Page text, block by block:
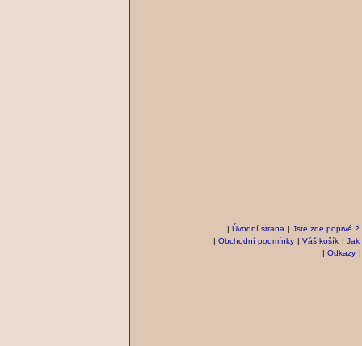
| Úvodní strana | Jste zde poprvé ?
| Obchodní podmínky | Váš košík | Jak
| Odkazy